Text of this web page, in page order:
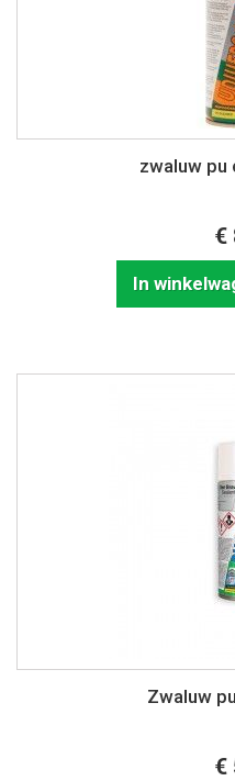
zwaluw pu
€
In
Zwaluw
€